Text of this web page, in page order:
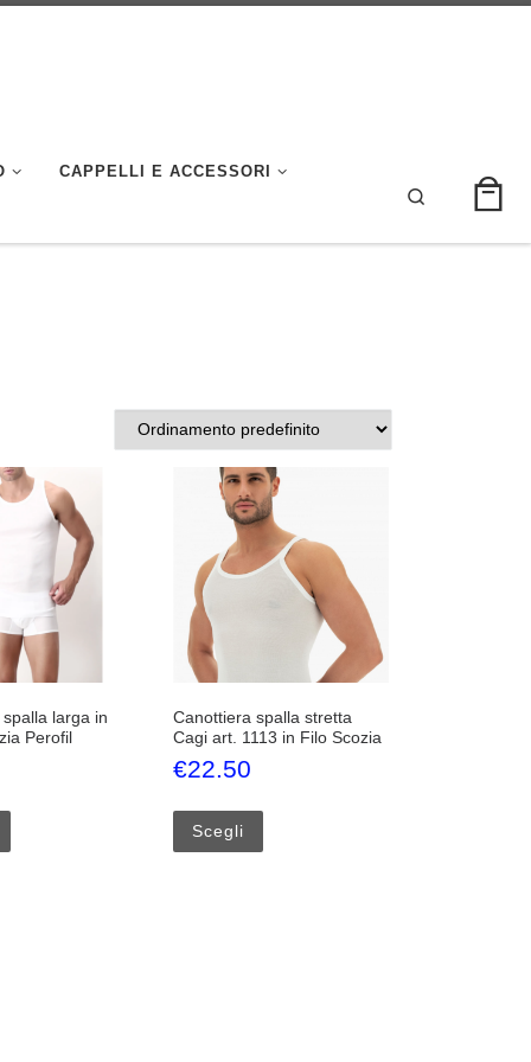
CAPPELLI E ACCESSORI
Search
larga in
Perofil
Canottiera spalla stretta
Cagi art. 1113 in Filo Scozia
€22.50
Scegli